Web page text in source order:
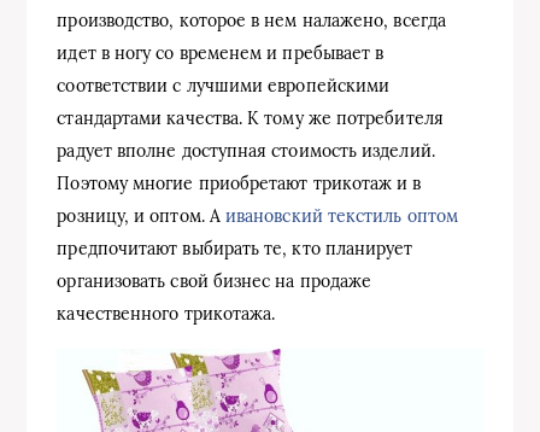
производство, которое в нем налажено, всегда
идет в ногу со временем и пребывает в
соответствии с лучшими европейскими
стандартами качества. К тому же потребителя
радует вполне доступная стоимость изделий.
Поэтому многие приобретают трикотаж и в
розницу, и оптом. Аивановский текстиль оптом
предпочитают выбирать те, кто планирует
организовать свой бизнес на продаже
качественного трикотажа.